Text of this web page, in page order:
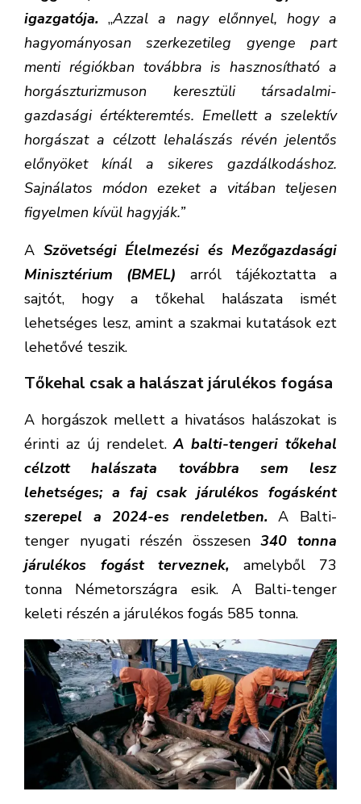
igazgatója. „Azzal a nagy előnnyel, hogy a
hagyományosan szerkezetileg gyenge part
menti régiókban továbbra is hasznosítható a
horgászturizmuson keresztüli társadalmi-
gazdasági értékteremtés. Emellett a szelektív
horgászat a célzott lehalászás révén jelentős
előnyöket kínál a sikeres gazdálkodáshoz.
Sajnálatos módon ezeket a vitában teljesen
figyelmen kívül hagyják.”
A Szövetségi Élelmezési és Mezőgazdasági
Minisztérium (BMEL) arról tájékoztatta a
sajtót, hogy a tőkehal halászata ismét
lehetséges lesz, amint a szakmai kutatások ezt
lehetővé teszik.
Tőkehal csak a halászat járulékos fogása
A horgászok mellett a hivatásos halászokat is
érinti az új rendelet.A balti-tengeri tőkehal
célzott halászata továbbra sem lesz
lehetséges; a faj csak járulékos fogásként
szerepel a 2024-es rendeletben.A Balti-
tenger nyugati részén összesen340 tonna
járulékos fogást terveznek, amelyből 73
tonna Németországra esik. A Balti-tenger
keleti részén a járulékos fogás 585 tonna.